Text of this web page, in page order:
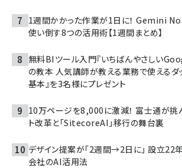
1週間かかった作業が1日に！ Gemini
使い倒す8つの活用術【1週間まとめ】
無料BIツール入門『いちばんやさしい
の教本 人気講師が教える業務で使えるダ
基本』を3名様にプレゼント
10万ページを8,000に激減！ 富士通が挑
ト改革と「SitecoreAI」移行の舞台裏
デザイン提案が「2週間→2日に」 設立22
会社のAI活用法